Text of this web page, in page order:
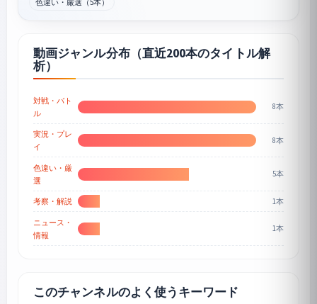
動画ジャンル分布（直近200本のタイトル解
析）
対戦・バト
ル
8本
実況・プレ
イ
8本
色違い・厳
選
5本
考察・解説 1本
ニュース・
情報
1本
このチャンネルのよく使うキーワード